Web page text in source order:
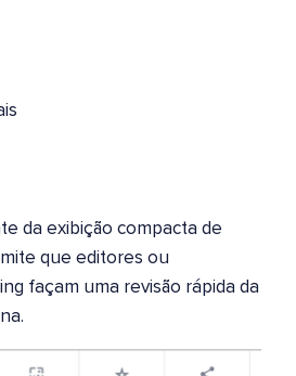
da exibição compacta de
que editores ou
façam uma revisão rápida da